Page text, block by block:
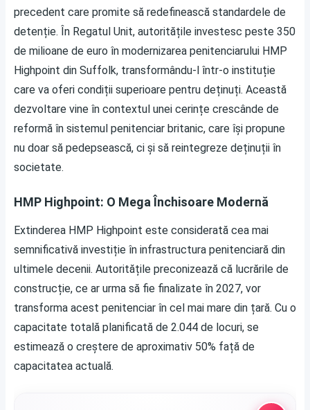
precedent care promite să redefinească standardele de
detenție. În Regatul Unit, autoritățile investesc peste 350
de milioane de euro în modernizarea penitenciarului HMP
Highpoint din Suffolk, transformându-l într-o instituție
care va oferi condiții superioare pentru deținuți. Această
dezvoltare vine în contextul unei cerințe crescânde de
reformă în sistemul penitenciar britanic, care își propune
nu doar să pedepsească, ci și să reintegreze deținuții în
societate.
HMP Highpoint: O Mega Închisoare Modernă
Extinderea HMP Highpoint este considerată cea mai
semnificativă investiție în infrastructura penitenciară din
ultimele decenii. Autoritățile preconizează că lucrările de
construcție, ce ar urma să fie finalizate în 2027, vor
transforma acest penitenciar în cel mai mare din țară. Cu o
capacitate totală planificată de 2.044 de locuri, se
estimează o creștere de aproximativ 50% față de
capacitatea actuală.